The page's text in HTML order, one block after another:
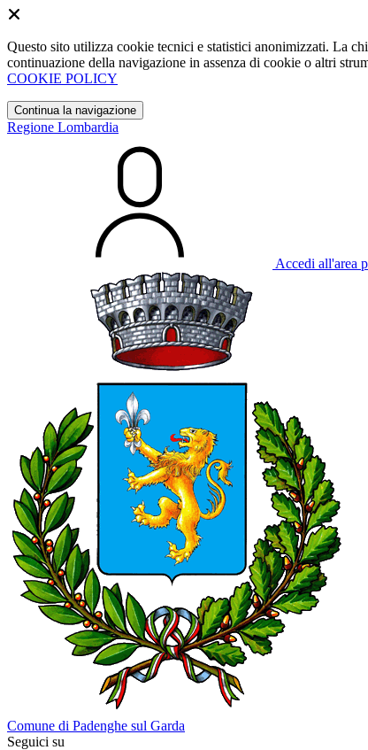
Questo sito utilizza cookie tecnici e statistici anonimizzati. La
continuazione della navigazione in assenza di cookie o altri
COOKIE POLICY
Continua la navigazione
Regione Lombardia
Accedi all'area
Comune di Padenghe sul Garda
Seguici su